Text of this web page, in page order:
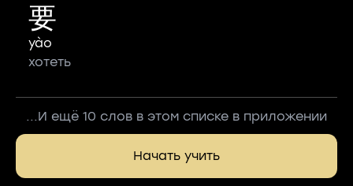
要
yào
хотеть
...И ещё 10 слов в этом списке в приложении
Начать учить